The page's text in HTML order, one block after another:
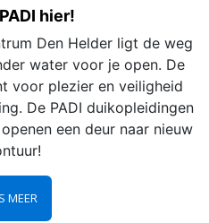
hier!
Den Helder ligt de weg
water voor je open. De
voor plezier en veiligheid
De PADI duikopleidingen
een deur naar nieuw
MEER